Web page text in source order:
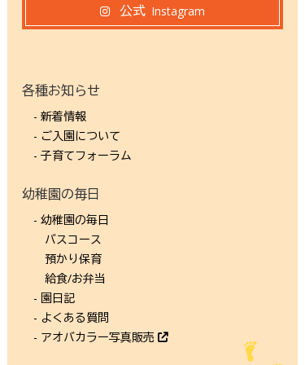
公式 Instagram
各種お知らせ
- 新着情報
- ご入園について
- 子育てフォーラム
幼稚園の毎日
- 幼稚園の毎日
バスコース
預かり保育
給食/お弁当
- 園日記
- よくある質問
- アオバカラー写真販売